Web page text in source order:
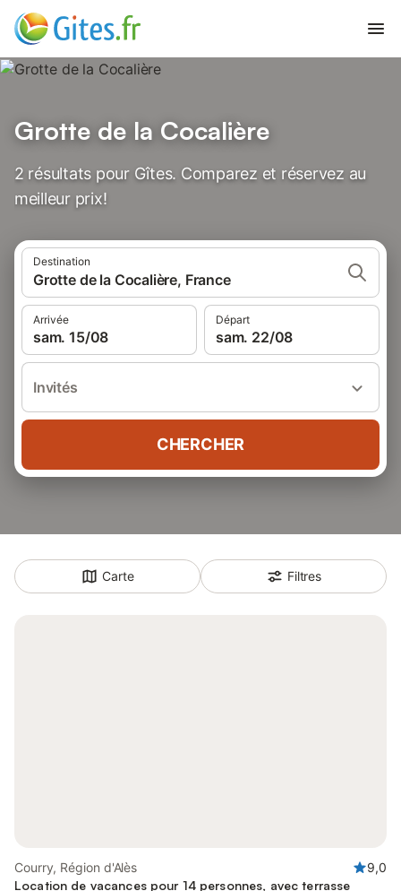
Grotte de la Cocalière
2 résultats pour Gîtes. Comparez et réservez au
meilleur prix!
Destination
Grotte de la Cocalière, France
Arrivée
sam. 15/08
Départ
sam. 22/08
Invités
CHERCHER
Carte Filtres
Courry, Région d'Alès
9,0
Location de vacances pour 14 personnes, avec terrasse